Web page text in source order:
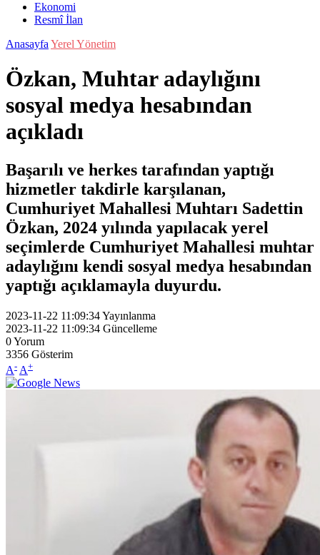
Ekonomi
Resmî İlan
Anasayfa Yerel Yönetim
Özkan, Muhtar adaylığını
sosyal medya hesabından
açıkladı
Başarılı ve herkes tarafından yaptığı
hizmetler takdirle karşılanan,
Cumhuriyet Mahallesi Muhtarı Sadettin
Özkan, 2024 yılında yapılacak yerel
seçimlerde Cumhuriyet Mahallesi muhtar
adaylığını kendi sosyal medya hesabından
yaptığı açıklamayla duyurdu.
2023-11-22 11:09:34Yayınlanma
2023-11-22 11:09:34 Güncelleme
0Yorum
3356 Gösterim
A- A+